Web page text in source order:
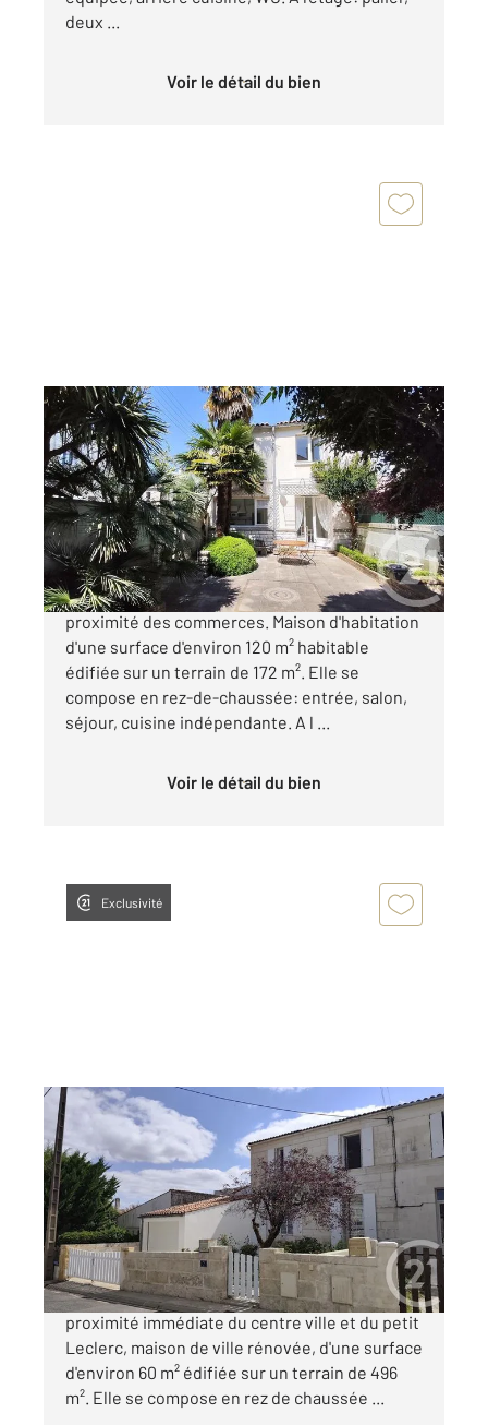
deux ...
Voir le détail du bien
SAINTES 17
120 m 2 , 5 pièces
Ref : 5744
Maison à vendre
233 800 €
SAINTES RIVE DROITE, maison de ville à
proximité des commerces. Maison d'habitation
d'une surface d'environ 120 m² habitable
édifiée sur un terrain de 172 m². Elle se
compose en rez-de-chaussée: entrée, salon,
séjour, cuisine indépendante. A l ...
Voir le détail du bien
Exclusivité
SAINTES 17
59,20 m , 4 pièces
Ref : 5768
Maison à vendre
180 000 €
EN EXCLUSIVITE, SAINTES RIVE DROITE à
proximité immédiate du centre ville et du petit
Leclerc, maison de ville rénovée, d'une surface
d'environ 60 m² édifiée sur un terrain de 496
m². Elle se compose en rez de chaussée ...